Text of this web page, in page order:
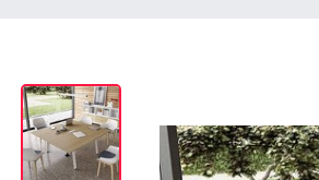
Raum in Raum-Systeme
Tischtrennwände
Akustik Deckensegel &
Wandpaneele